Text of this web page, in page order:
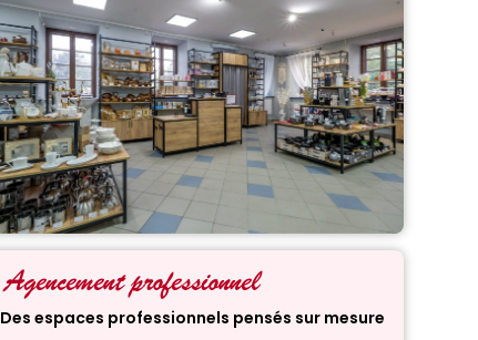
Agencement professionnel
Des espaces professionnels pensés sur mesure